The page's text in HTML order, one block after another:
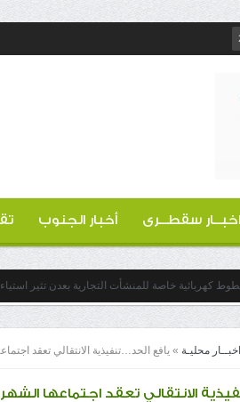
اخبــار سقطــرى أخبار الجنوب
كهربائية خاصة للمنشأت التجارية بعدن تثير
اخبــار محليـة » يافع الحد…تنفيذية الانتقالي تعقد
الانتقالي تعقد اجتماعها